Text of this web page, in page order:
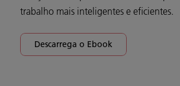
trabalho mais inteligentes e eficientes.
Descarrega o Ebook